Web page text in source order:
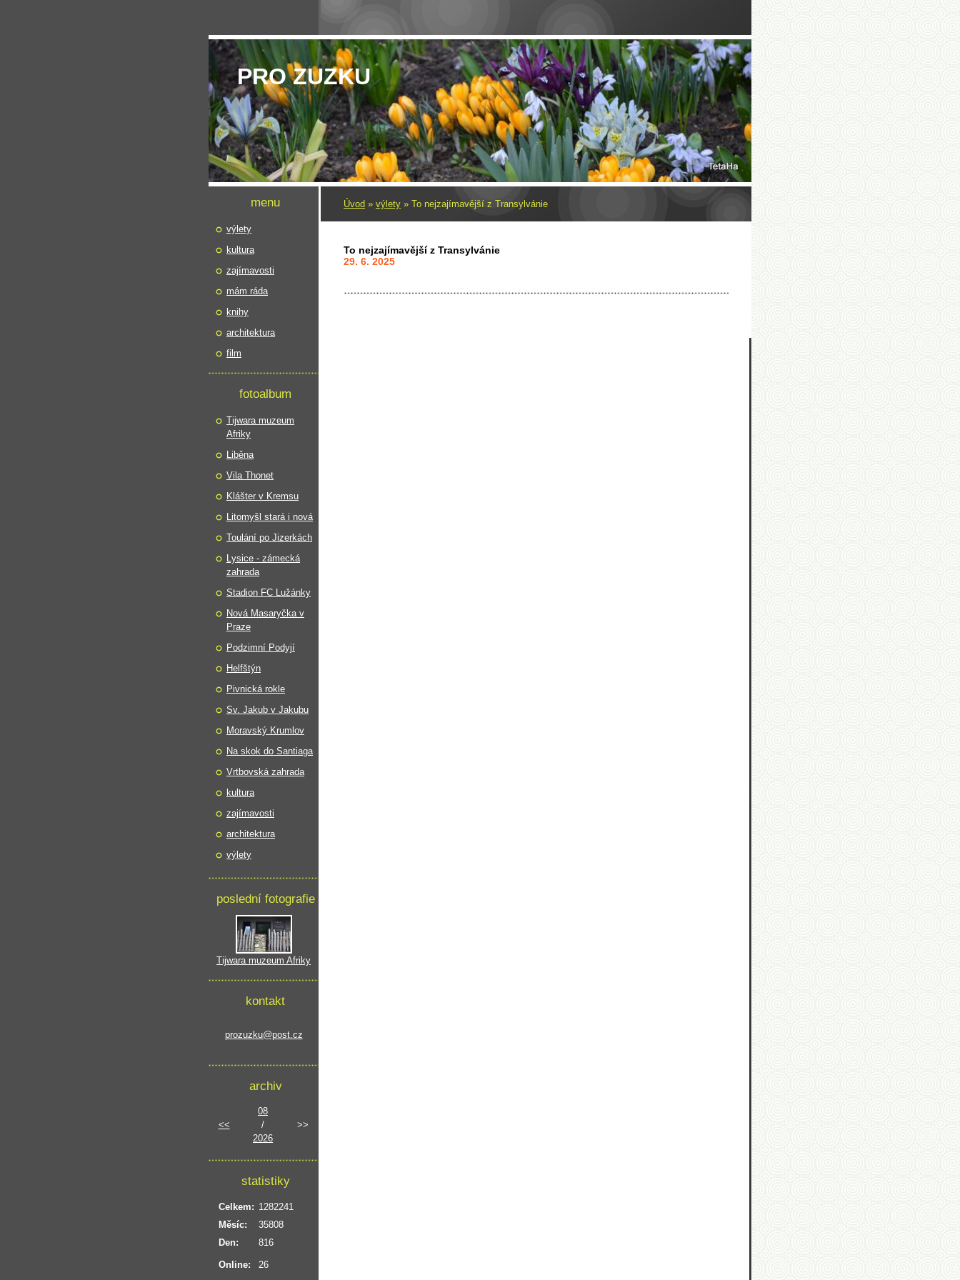
PRO ZUZKU
Úvod » výlety » To nejzajímavější z Transylvánie
To nejzajímavější z Transylvánie
29. 6. 2025
menu
výlety
kultura
zajímavosti
mám ráda
knihy
architektura
film
fotoalbum
Tijwara muzeum
Afriky
Liběna
Vila Thonet
Klášter v Kremsu
Litomyšl stará i nová
Toulání po Jizerkách
Lysice - zámecká
zahrada
Stadion FC Lužánky
Nová Masaryčka v
Praze
Podzimní Podyjí
Helfštýn
Pivnická rokle
Sv. Jakub v Jakubu
Moravský Krumlov
Na skok do Santiaga
Vrtbovská zahrada
kultura
zajímavosti
architektura
výlety
poslední fotografie
Tijwara muzeum Afriky
kontakt
prozuzku@post.cz
archiv
<<
08
/
2026
>>
statistiky
Online: 26
Celkem: 1282241
Měsíc:
35808
Den:
816